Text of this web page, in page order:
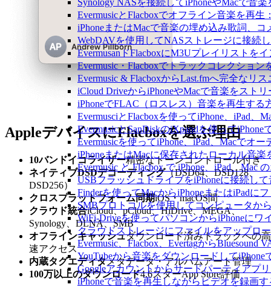
Synology NASを接続してiPhoneやMacで音
EvermusicとFlacboxでオフライン音楽を再
iPhoneまたはMacで音楽の埋め込み歌詞、
WebDAVを使用してNASストレージに接続
EvermusanドFlacboxにM3Uプレイリストを
Evermusic・Flacboxでトラックコレクショ
Evermusic & FlacboxからLast.fmへ完全なリ
iCloud DriveからiPhoneやMacで音楽をスト
iPhoneでFLAC（ロスレス）音楽を再生する
EvermusciとFlacboxを使ってiPhone、iPad
EvermusicとSanDiskのiXpandを使って
Evermusicを使ってiPhone、iPad、Macでオ
iPhoneまたはMacに保存されたローカル音楽
Evermusic と Flacbox で iPhone、iPad、
USBフラッシュドライブをiPhoneに接続し
Finderを使ってMacからiPhoneまたはiPadに
SMBプロトコルを使用してコンピュータか
WiFi-Driveを使ってパソコンからiPhoneに
クラウドストレージにファイルをアップロ
Evermusic、Flacbox、Evertagから
YouTubeから音楽をダウンロードして
Googleアカウントからサードパーティアプ
iPhoneで音楽を再生しながらビデオを録画
AppleデバイスにFlacboxを選ぶ理由
10バンドイコライザー精密なトーンコントロール付き
ネイティブDSDデコーディング（DSD64、DSD128、
DSD256）
クロスプラットフォーム同期iOS・macOS間
クラウド統合iCloud、pCloud、HiDrive、MEGA、
Synology、DLNA、SMB
オフラインキャッシュダウンロード済みトラックへの高
速アクセス
内蔵タグエディタメタデータ・アルバムアート管理
100万以上のダウンロード4.6スターApp Store評価